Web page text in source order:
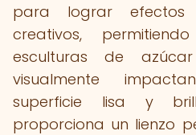
para lograr efectos
creativos,
esculturas de
visualmente
superficie lisa y
proporciona un lienzo